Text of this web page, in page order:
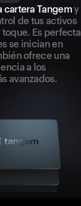
cartera Tangemy
de tus activos
Es perfecta
se inician en
ofrece una
a los
avanzados.